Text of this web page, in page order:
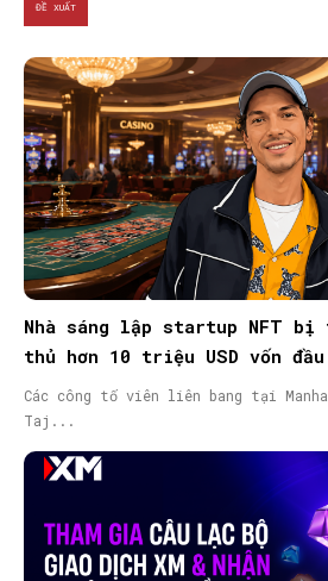
ĐỀ XUẤT
Nhà sáng lập startup NFT
thủ hơn 10 triệu USD vốn
Các công tố viên liên bang tại
Taj...